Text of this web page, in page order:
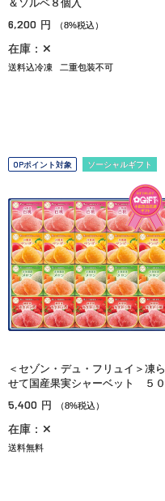
＆ソルベ８個入
6,200 円 （8%税込）
在庫：✕
送料込冷凍 二重包装不可
OPポイント対象 ソーシャルギフト
＜セゾン・デュ・フリュイ＞凍ら
せて国産果実シャーベット ５０
5,400 円 （8%税込）
在庫：✕
送料無料